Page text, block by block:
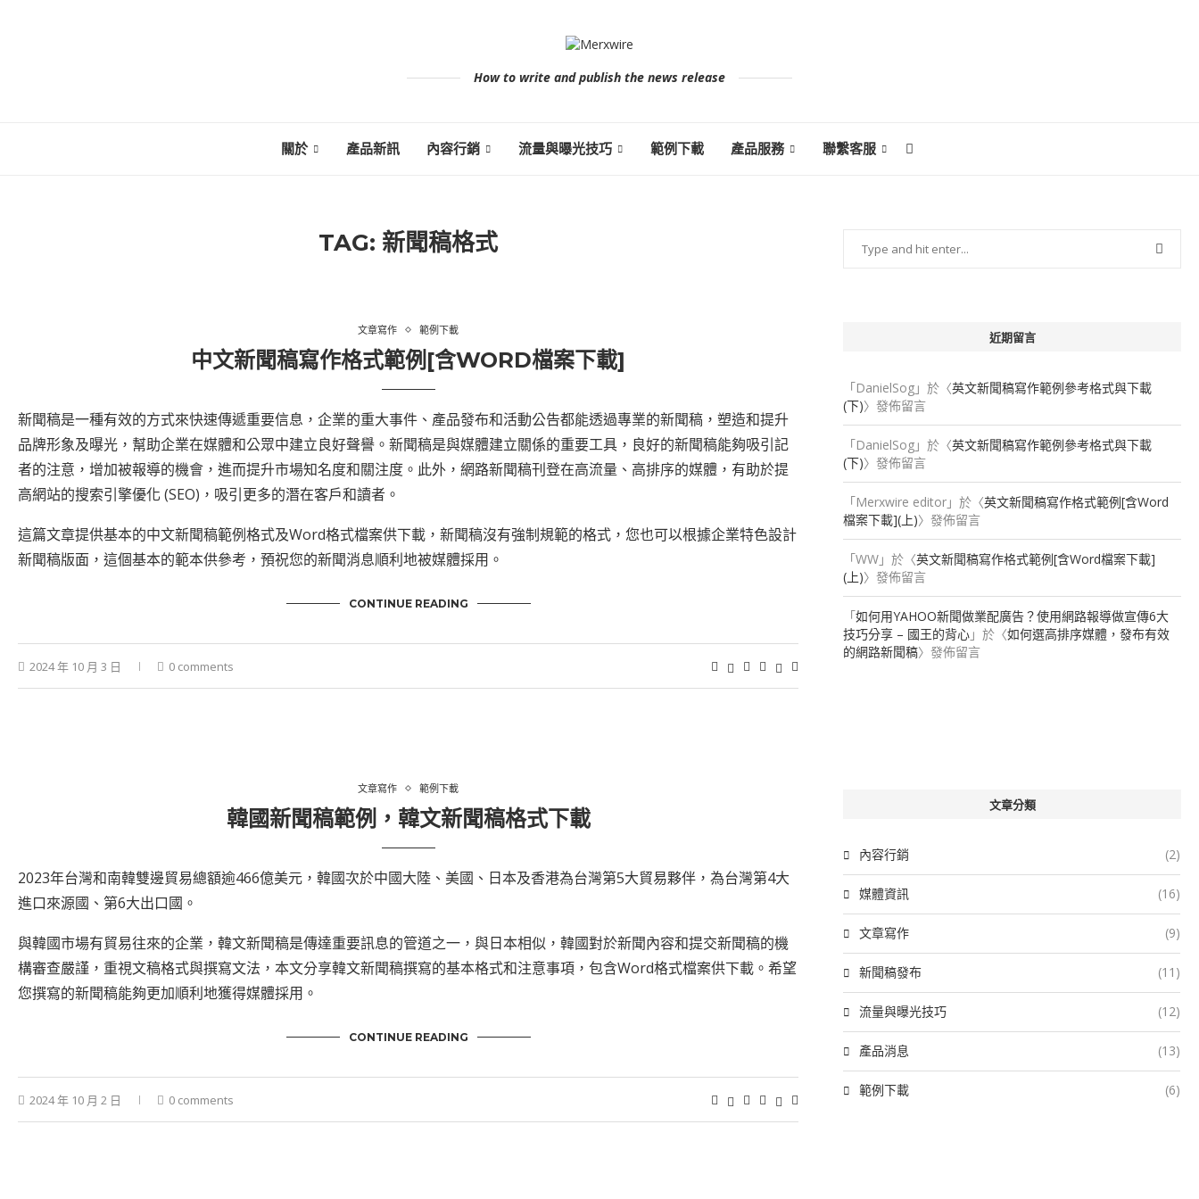
How to write and publish the news release
關於 產品新訊 內容行銷 流量與曝光技巧 範例下載 產品服務 聯繫客服
TAG: 新聞稿格式
文章寫作 範例下載
中文新聞稿寫作格式範例[含WORD檔案下載]
新聞稿是一種有效的方式來快速傳遞重要信息，企業的重大事件、產品發布和活動公告都能透過專業的新聞稿，塑造和提升
品牌形象及曝光，幫助企業在媒體和公眾中建立良好聲譽。新聞稿是與媒體建立關係的重要工具，良好的新聞稿能夠吸引記
者的注意，增加被報導的機會，進而提升市場知名度和關注度。此外，網路新聞稿刊登在高流量、高排序的媒體，有助於提
高網站的搜索引擎優化 (SEO)，吸引更多的潛在客戶和讀者。
這篇文章提供基本的中文新聞稿範例格式及Word格式檔案供下載，新聞稿沒有強制規範的格式，您也可以根據企業特色設計
新聞稿版面，這個基本的範本供參考，預祝您的新聞消息順利地被媒體採用。
CONTINUE READING
2024 年 10 月 3 日 0 comments
文章寫作 範例下載
韓國新聞稿範例，韓文新聞稿格式下載
2023年台灣和南韓雙邊貿易總額逾466億美元，韓國次於中國大陸、美國、日本及香港為台灣第5大貿易夥伴，為台灣第4大
進口來源國、第6大出口國。
與韓國市場有貿易往來的企業，韓文新聞稿是傳達重要訊息的管道之一，與日本相似，韓國對於新聞內容和提交新聞稿的機
構審查嚴謹，重視文稿格式與撰寫文法，本文分享韓文新聞稿撰寫的基本格式和注意事項，包含Word格式檔案供下載。希望
您撰寫的新聞稿能夠更加順利地獲得媒體採用。
CONTINUE READING
2024 年 10 月 2 日 0 comments
近期留言
「DanielSog 」於〈英文新聞稿寫作範例參考格式與下載
(下)〉發佈留言
「DanielSog 」於〈英文新聞稿寫作範例參考格式與下載
(下)〉發佈留言
「Merxwire editor 」於〈英文新聞稿寫作格式範例[含Word
檔案下載](上)〉發佈留言
「WW 」於〈英文新聞稿寫作格式範例[含Word檔案下載]
(上)〉發佈留言
「如何用YAHOO新聞做業配廣告？使用網路報導做宣傳6大
技巧分享 – 國王的背心 」於〈如何選高排序媒體，發布有效
的網路新聞稿〉發佈留言
文章分類
內容行銷 (2)
媒體資訊 (16)
文章寫作 (9)
新聞稿發布 (11)
流量與曝光技巧 (12)
產品消息 (13)
範例下載 (6)